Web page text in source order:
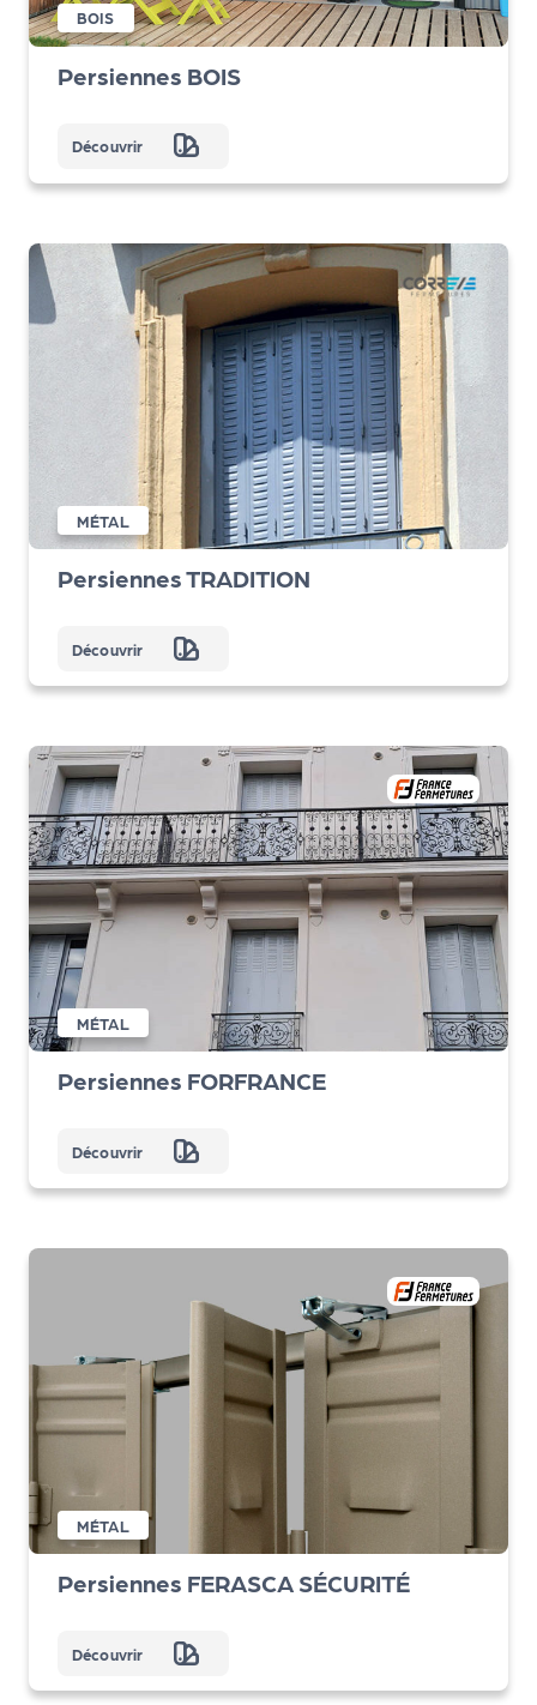
BOIS
Persiennes BOIS
Découvrir
MÉTAL
Persiennes TRADITION
Découvrir
MÉTAL
Persiennes FORFRANCE
Découvrir
MÉTAL
Persiennes FERASCA SÉCURITÉ
Découvrir